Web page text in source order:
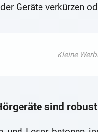
Geräte verkürzen
sind robust